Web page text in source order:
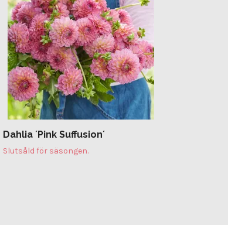
Dahlia ´Pink Suffusion´
Slutsåld för säsongen.